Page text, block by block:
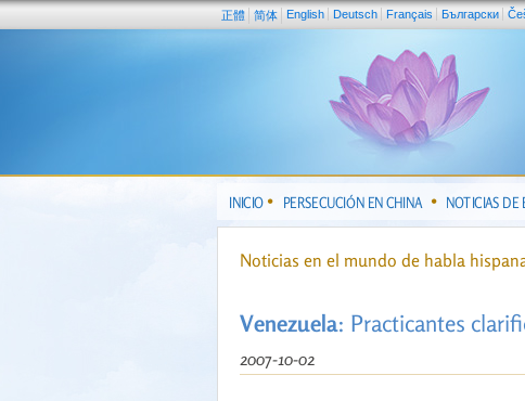
正體 简体 English Deutsch Français Български
INICIO PERSECUCIÓN EN CHINA NOTICIAS DE
Noticias en el mundo de habla
Venezuela: Practicantes
2007-10-02